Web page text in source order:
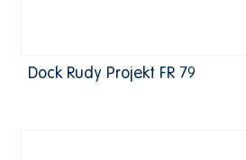
Dock Rudy Projekt FR 79